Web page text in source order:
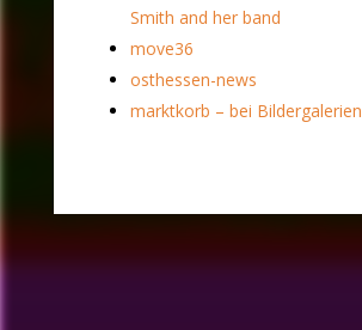
Smith and her band
move36
osthessen-news
marktkorb – bei Bildergalerien